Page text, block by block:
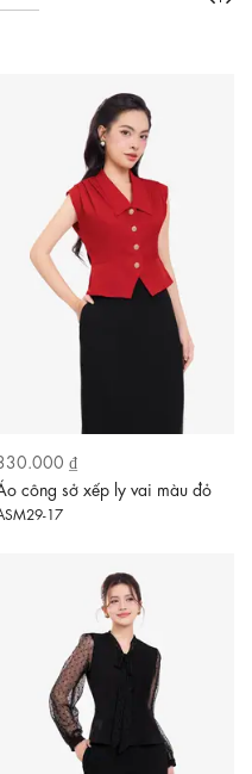
₫
công sở xếp ly vai màu đỏ
17